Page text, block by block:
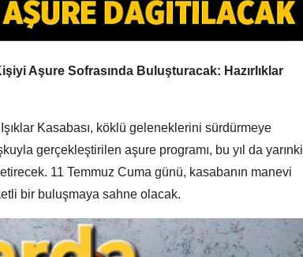
Aşure Sofrasında Buluşturacak: Hazırlıklar
Kasabası, köklü geleneklerini sürdürmeye
gerçekleştirilen aşure programı, bu yıl da yarınki
11 Temmuz Cuma günü, kasabanın manevi
bir buluşmaya sahne olacak.